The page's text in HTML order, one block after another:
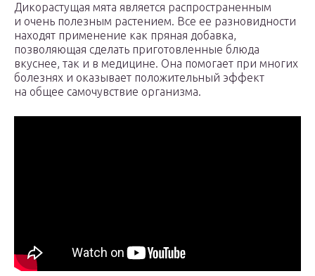
Дикорастущая мята является распространенным
и очень полезным растением. Все ее разновидности
находят применение как пряная добавка,
позволяющая сделать приготовленные блюда
вкуснее, так и в медицине. Она помогает при многих
болезнях и оказывает положительный эффект
на общее самочувствие организма.